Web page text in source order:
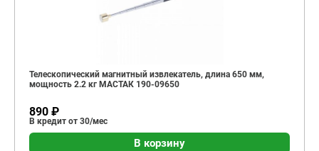
Телескопический магнитный извлекатель, длина 650 мм,
мощность 2.2 кг МАСТАК 190-09650
890 ₽
В кредит от 30/мес
В корзину